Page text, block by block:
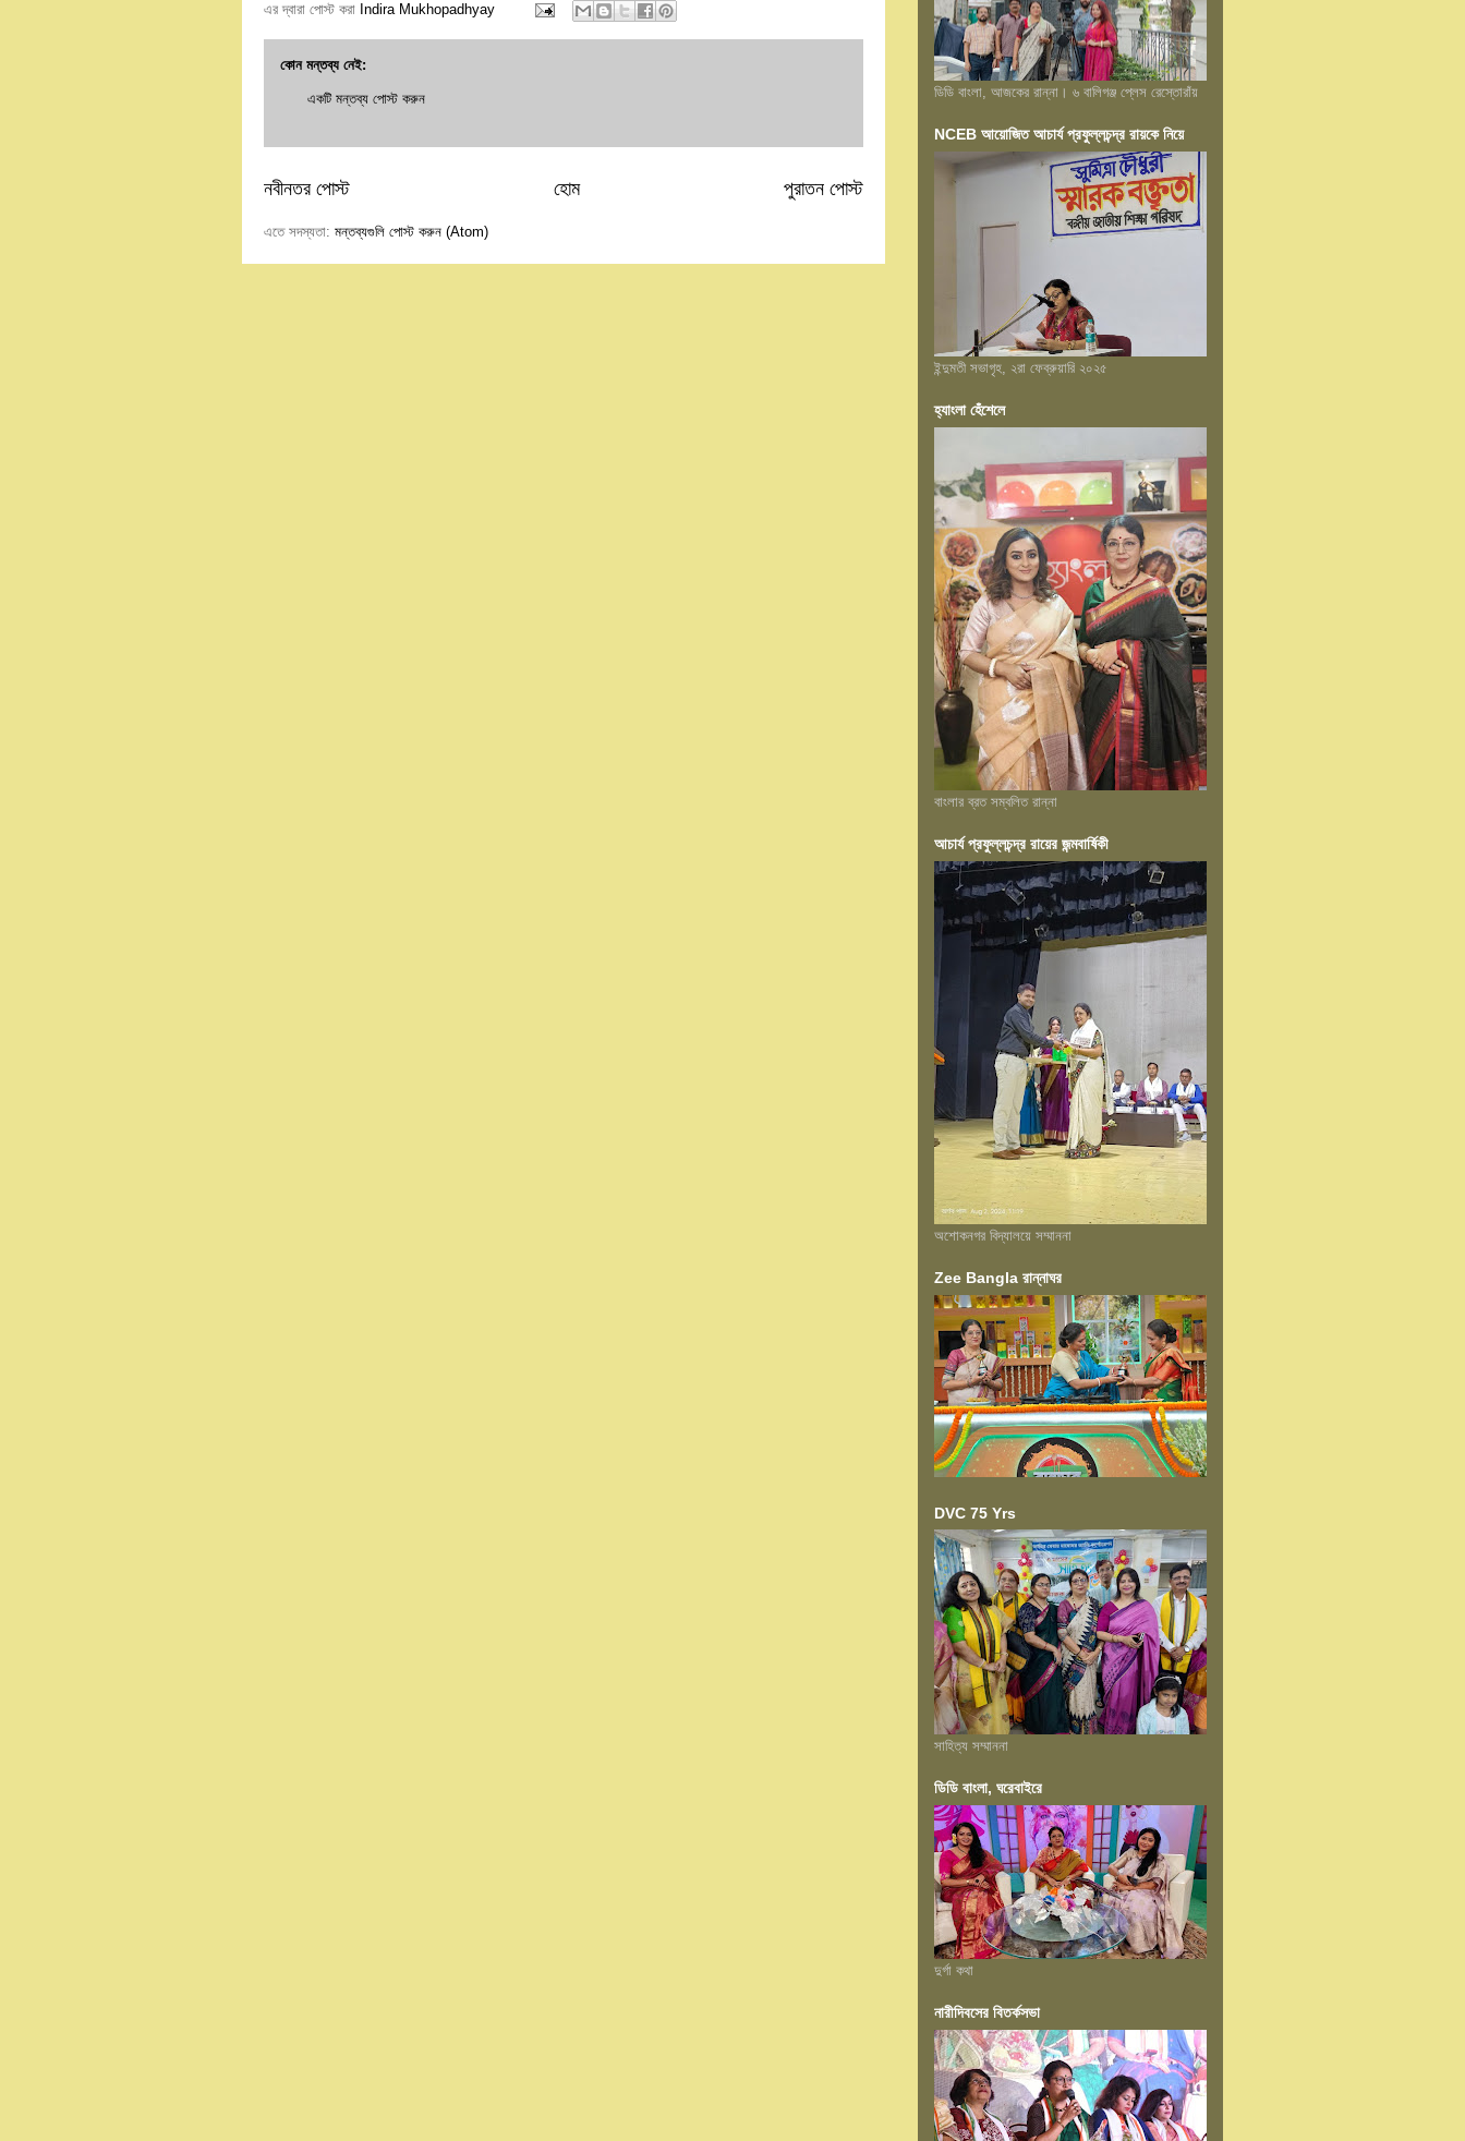
এর দ্বারা পোস্ট করা Indira Mukhopadhyay
কোন মন্তব্য নেই:
একটি মন্তব্য পোস্ট করুন
নবীনতর পোস্ট পুরাতন পোস্ট
হোম
এতে সদস্যতা: মন্তব্যগুলি পোস্ট করুন (Atom)
ডিডি বাংলা, আজকের রান্না। ৬ বালিগঞ্জ প্লেস রেস্তোরাঁয়
NCEB আয়োজিত আচার্য প্রফুল্লচন্দ্র রায়কে নিয়ে
ইন্দুমতী সভাগৃহ, ২রা ফেব্রুয়ারি ২০২৫
হ্যাংলা হেঁশেলে
বাংলার ব্রত সম্বলিত রান্না
আচার্য প্রফুল্লচন্দ্র রায়ের জন্মবার্ষিকী
অশোকনগর বিদ্যালয়ে সম্মাননা
Zee Bangla রান্নাঘর
DVC 75 Yrs
সাহিত্য সম্মাননা
ডিডি বাংলা, ঘরেবাইরে
দুর্গা কথা
নারীদিবসের বিতর্কসভা